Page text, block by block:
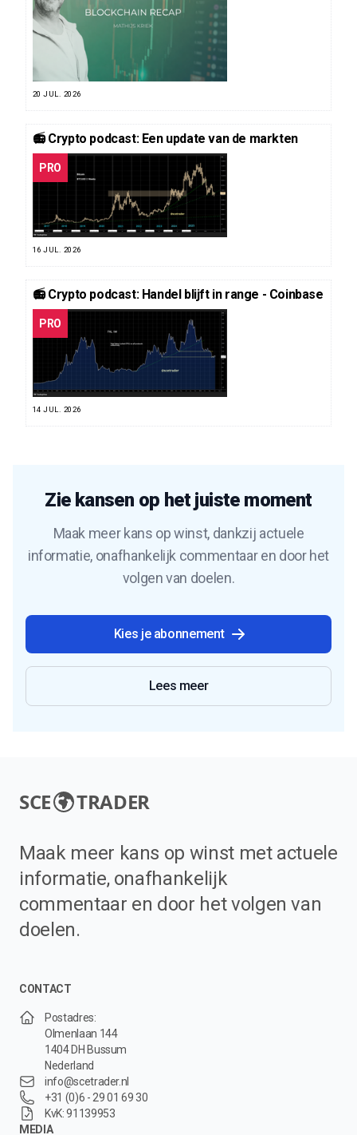
20 JUL. 2026
📻 Crypto podcast: Een update van de markten
PRO
16 JUL. 2026
📻 Crypto podcast: Handel blijft in range - Coinbase
PRO
14 JUL. 2026
Zie kansen op het juiste moment
Maak meer kans op winst, dankzij actuele
informatie, onafhankelijk commentaar en door het
volgen van doelen.
Kies je abonnement
Lees meer
SCE TRADER
Maak meer kans op winst met actuele
informatie, onafhankelijk
commentaar en door het volgen van
doelen.
CONTACT
Postadres:
Olmenlaan 144
1404 DH Bussum
Nederland
info@scetrader.nl
+31 (0)6 - 29 01 69 30
KvK: 91139953
MEDIA